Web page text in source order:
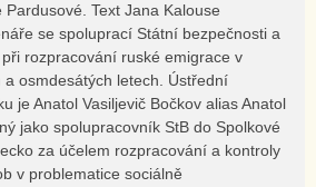
Text Jana Kalouse
se spoluprací Státní bezpečnosti a
rozpracování ruské emigrace v
a osmdesátých letech. Ústřední
je Anatol Vasiljevič Bočkov alias Anatol
jako spolupracovník StB do Spolkové
za účelem rozpracování a kontroly
v problematice sociálně